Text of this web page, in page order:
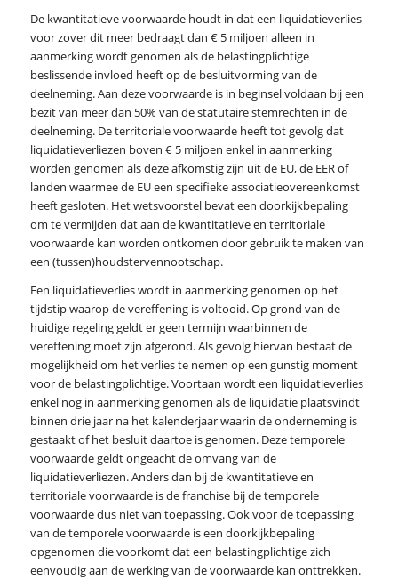
De kwantitatieve voorwaarde houdt in dat een liquidatieverlies
voor zover dit meer bedraagt dan € 5 miljoen alleen in
aanmerking wordt genomen als de belastingplichtige
beslissende invloed heeft op de besluitvorming van de
deelneming. Aan deze voorwaarde is in beginsel voldaan bij een
bezit van meer dan 50% van de statutaire stemrechten in de
deelneming. De territoriale voorwaarde heeft tot gevolg dat
liquidatieverliezen boven € 5 miljoen enkel in aanmerking
worden genomen als deze afkomstig zijn uit de EU, de EER of
landen waarmee de EU een specifieke associatieovereenkomst
heeft gesloten. Het wetsvoorstel bevat een doorkijkbepaling
om te vermijden dat aan de kwantitatieve en territoriale
voorwaarde kan worden ontkomen door gebruik te maken van
een (tussen)houdstervennootschap.
Een liquidatieverlies wordt in aanmerking genomen op het
tijdstip waarop de vereffening is voltooid. Op grond van de
huidige regeling geldt er geen termijn waarbinnen de
vereffening moet zijn afgerond. Als gevolg hiervan bestaat de
mogelijkheid om het verlies te nemen op een gunstig moment
voor de belastingplichtige. Voortaan wordt een liquidatieverlies
enkel nog in aanmerking genomen als de liquidatie plaatsvindt
binnen drie jaar na het kalenderjaar waarin de onderneming is
gestaakt of het besluit daartoe is genomen. Deze temporele
voorwaarde geldt ongeacht de omvang van de
liquidatieverliezen. Anders dan bij de kwantitatieve en
territoriale voorwaarde is de franchise bij de temporele
voorwaarde dus niet van toepassing. Ook voor de toepassing
van de temporele voorwaarde is een doorkijkbepaling
opgenomen die voorkomt dat een belastingplichtige zich
eenvoudig aan de werking van de voorwaarde kan onttrekken.